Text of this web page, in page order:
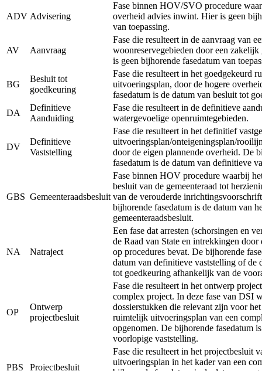
ADV Advisering
Fase binnen HOV/SVO procedure
overheid advies inwint. Hier is geen
van toepassing.
AV Aanvraag
Fase die resulteert in de aanvraag van
woonreservegebieden door een
is geen bijhorende fasedatum van
BG
Besluit tot
goedkeuring
Fase die resulteert in het goedgekeurd
uitvoeringsplan, door de hogere
fasedatum is de datum van besluit tot
DA
Definitieve
Aanduiding
Fase die resulteert in de definitieve
watergevoelige openruimtegebieden.
DV
Definitieve
Vaststelling
Fase die resulteert in het definitief
uitvoeringsplan/onteigeningsplan/
door de eigen plannende overheid. De
fasedatum is de datum van definitieve
GBS Gemeenteraadsbesluit
Fase binnen HOV procedure waarbij
besluit van de gemeenteraad tot
van de verouderde
bijhorende fasedatum is de datum van
gemeenteraadsbesluit.
NA Natraject
Een fase dat arresten (schorsingen en
de Raad van State en intrekkingen door
op procedures bevat. De bijhorende
datum van definitieve vaststelling of de
tot goedkeuring afhankelijk van de
OP
Ontwerp
projectbesluit
Fase die resulteert in het ontwerp
complex project. In deze fase van DSI
dossierstukken die relevant zijn voor
ruimtelijk uitvoeringsplan van een
opgenomen. De bijhorende fasedatum
voorlopige vaststelling.
PBS Projectbesluit
Fase die resulteert in het projectbesluit
uitvoeringsplan in het kader van een